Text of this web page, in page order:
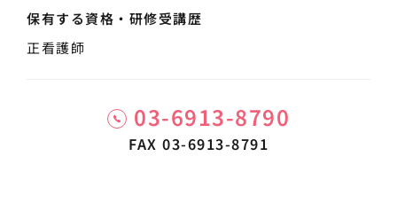
保有する資格・ 研修受講歴
正看護師
03-6913-8790
FAX 03-6913-8791